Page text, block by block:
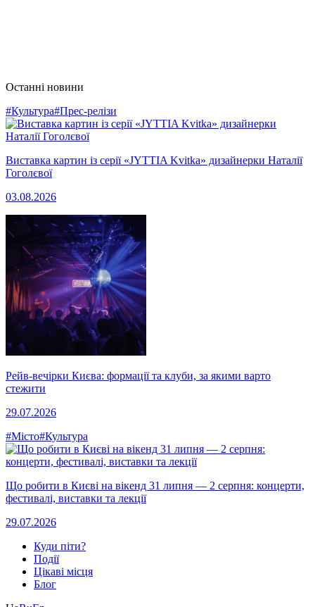
Останні новини
#Культура#Прес-релізи
Виставка картин із серії «JYTTIA Kvitka» дизайнерки Наталії
Гоголєвої
03.08.2026
Рейв-вечірки Києва: формації та клуби, за якими варто
стежити
29.07.2026
#Місто#Культура
Що робити в Києві на вікенд 31 липня — 2 серпня: концерти,
фестивалі, виставки та лекції
29.07.2026
Куди піти?
Події
Цікаві місця
Блог